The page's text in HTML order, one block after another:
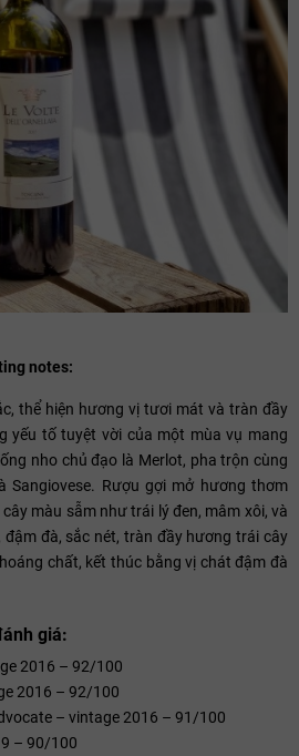
notes:
thể hiện hương vị tươi mát và tràn đầy
yếu tố tuyệt vời của một mùa vụ mang
nho chủ đạo là Merlot, pha trộn cùng
Sangiovese. Rượu gợi mở hương thơm
màu sẫm như trái lý đen, mâm xôi, và
đậm đà, sắc nét, tràn đầy hương trái cây
chất, kết thúc bằng vị chát đậm đà
giá:
2016 – 92/100
2016 – 92/100
– vintage 2016 – 91/100
– 90/100